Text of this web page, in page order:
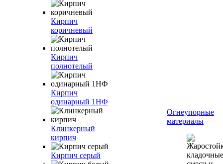
Кирпич
коричневый
Кирпич
полнотелый
Кирпич
одинарный 1НФ
Клинкерный
кирпич
Кирпич серый
Огнеупорные
материалы